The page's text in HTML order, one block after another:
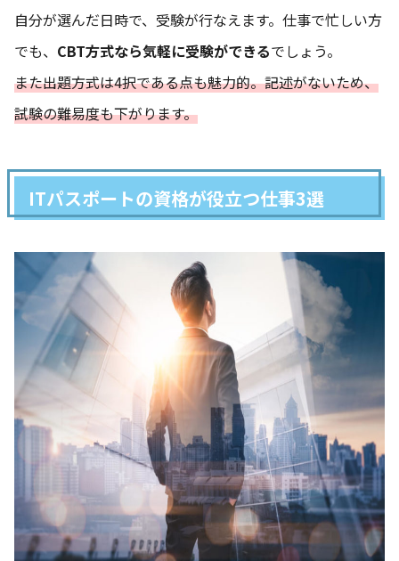
自分が選んだ日時で、受験が行なえます。仕事で忙しい方
でも、 CBT方式なら気軽に受験ができるでしょう。
また出題方式は4択である点も魅力的。記述がないため、
試験の難易度も下がります。
ITパスポートの資格が役立つ仕事3選